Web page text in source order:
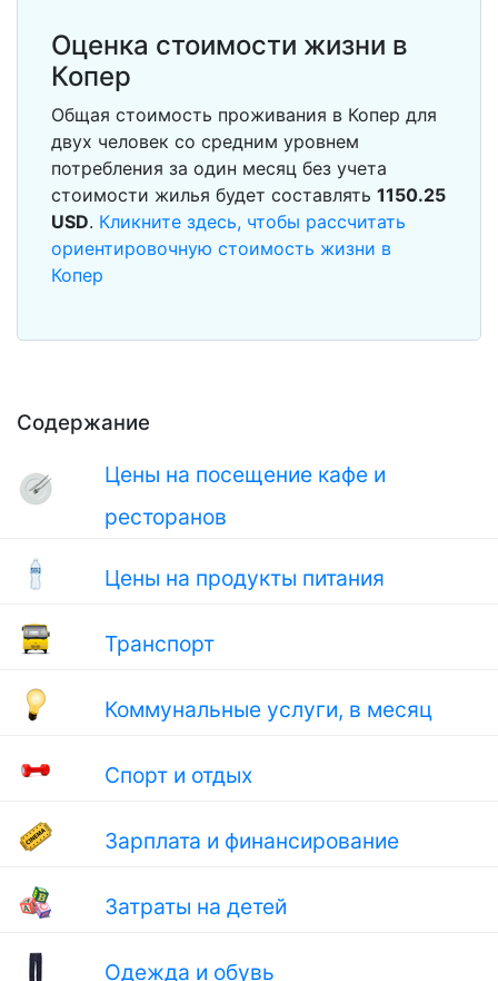
Содержание
Цены на посещение кафе и
ресторанов
Цены на продукты питания
Транспорт
Коммунальные услуги, в месяц
Спорт и отдых
Зарплата и финансирование
Затраты на детей
Одежда и обувь
Оценка стоимости жизни в
Копер
Общая стоимость проживания в Копер для
двух человек со средним уровнем
потребления за один месяц без учета
стоимости жилья будет составлять 1150.25
USD. Кликните здесь, чтобы рассчитать
ориентировочную стоимость жизни в
Копер